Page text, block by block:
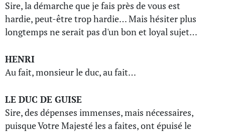
Sire, la démarche que je fais près de vous est
hardie, peut-être trop hardie… Mais hésiter plus
longtemps ne serait pas d'un bon et loyal sujet…
HENRI
Au fait, monsieur le duc, au fait…
LE DUC DE GUISE
Sire, des dépenses immenses, mais nécessaires,
puisque Votre Majesté les a faites, ont épuisé le